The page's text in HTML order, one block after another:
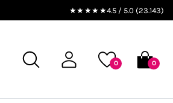
★★★★★4.5 / 5.0 (23.143)
0 0